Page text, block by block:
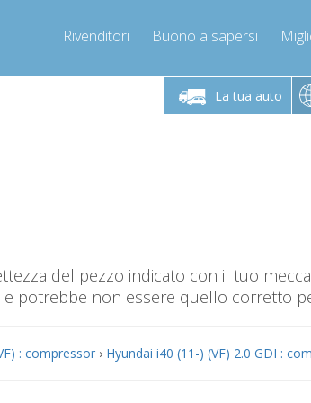
Rivenditori Buono a sapersi
La tua auto
17
Chiamaci!
+393278892946
Lunedì-
del pezzo indicato con il tuo
potrebbe non essere quello corretto
: compressor › Hyundai i40 (11-) (VF) 2.0 GDI :